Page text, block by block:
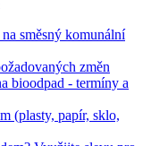
směsný komunální
změn
bioodpad - termíny a
(plasty, papír, sklo,